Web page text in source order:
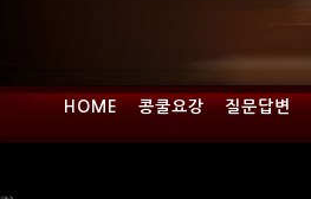
HOME 콩쿨요강 질문답변